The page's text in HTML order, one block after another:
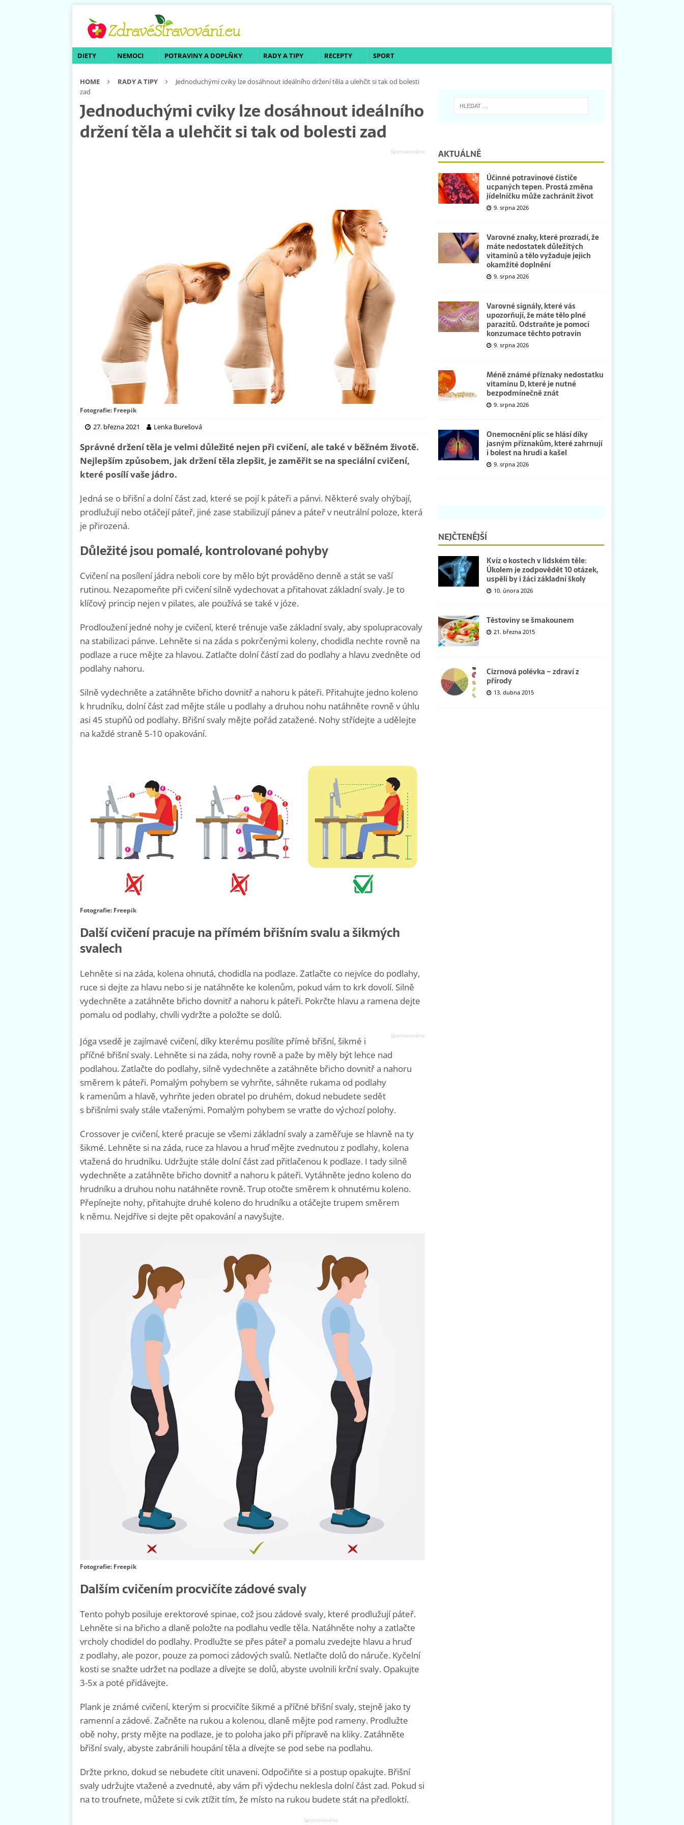
DIETY NEMOCI POTRAVINY A DOPLŇKY RADY A TIPY RECEPTY SPORT
HOME RADY A TIPY
Jednoduchými cviky lze dosáhnout ideálního držení těla a ulehčit si tak od bolesti
zad
Jednoduchými cviky lze dosáhnout ideálního
držení těla a ulehčit si tak od bolesti zad
Fotografie: Freepik
27. března 2021 Lenka Burešová
Správné držení těla je velmi důležité nejen při cvičení, ale také v běžném životě.
Nejlepším způsobem, jak držení těla zlepšit, je zaměřit se na speciální cvičení,
které posílí vaše jádro.
Jedná se o břišní a dolní část zad, které se pojí k páteři a pánvi. Některé svaly ohýbají,
prodlužují nebo otáčejí páteř, jiné zase stabilizují pánev a páteř v neutrální poloze, která
je přirozená.
Důležité jsou pomalé, kontrolované pohyby
Cvičení na posílení jádra neboli core by mělo být prováděno denně a stát se vaší
rutinou. Nezapomeňte při cvičení silně vydechovat a přitahovat základní svaly. Je to
klíčový princip nejen v pilates, ale používá se také v józe.
Prodloužení jedné nohy je cvičení, které trénuje vaše základní svaly, aby spolupracovaly
na stabilizaci pánve. Lehněte si na záda s pokrčenými koleny, chodidla nechte rovně na
podlaze a ruce mějte za hlavou. Zatlačte dolní částí zad do podlahy a hlavu zvedněte od
podlahy nahoru.
Silně vydechněte a zatáhněte břicho dovnitř a nahoru k páteři. Přitahujte jedno koleno
k hrudníku, dolní část zad mějte stále u podlahy a druhou nohu natáhněte rovně v úhlu
asi 45 stupňů od podlahy. Břišní svaly mějte pořád zatažené. Nohy střídejte a udělejte
na každé straně 5-10 opakování.
Fotografie: Freepik
Další cvičení pracuje na přímém břišním svalu a šikmých
svalech
Lehněte si na záda, kolena ohnutá, chodidla na podlaze. Zatlačte co nejvíce do podlahy,
ruce si dejte za hlavu nebo si je natáhněte ke kolenům, pokud vám to krk dovolí. Silně
vydechněte a zatáhněte břicho dovnitř a nahoru k páteři. Pokrčte hlavu a ramena dejte
pomalu od podlahy, chvíli vydržte a položte se dolů.
Jóga vsedě je zajímavé cvičení, díky kterému posílíte přímé břišní, šikmé i
příčné břišní svaly. Lehněte si na záda, nohy rovně a paže by měly být lehce nad
podlahou. Zatlačte do podlahy, silně vydechněte a zatáhněte břicho dovnitř a nahoru
směrem k páteři. Pomalým pohybem se vyhrňte, sáhněte rukama od podlahy
k ramenům a hlavě, vyhrňte jeden obratel po druhém, dokud nebudete sedět
s břišními svaly stále vtaženými. Pomalým pohybem se vraťte do výchozí polohy.
Crossover je cvičení, které pracuje se všemi základní svaly a zaměřuje se hlavně na ty
šikmé. Lehněte si na záda, ruce za hlavou a hruď mějte zvednutou z podlahy, kolena
vtažená do hrudníku. Udržujte stále dolní část zad přitlačenou k podlaze. I tady silně
vydechněte a zatáhněte břicho dovnitř a nahoru k páteři. Vytáhněte jedno koleno do
hrudníku a druhou nohu natáhněte rovně. Trup otočte směrem k ohnutému koleno.
Přepínejte nohy, přitahujte druhé koleno do hrudníku a otáčejte trupem směrem
k němu. Nejdříve si dejte pět opakování a navyšujte.
Fotografie: Freepik
Dalším cvičením procvičíte zádové svaly
Tento pohyb posiluje erektorové spinae, což jsou zádové svaly, které prodlužují páteř.
Lehněte si na břicho a dlaně položte na podlahu vedle těla. Natáhněte nohy a zatlačte
vrcholy chodidel do podlahy. Prodlužte se přes páteř a pomalu zvedejte hlavu a hruď
z podlahy, ale pozor, pouze za pomoci zádových svalů. Netlačte dolů do náruče. Kyčelní
kosti se snažte udržet na podlaze a dívejte se dolů, abyste uvolnili krční svaly. Opakujte
3-5x a poté přidávejte.
Plank je známé cvičení, kterým si procvičíte šikmé a příčné břišní svaly, stejně jako ty
ramenní a zádové. Začněte na rukou a kolenou, dlaně mějte pod rameny. Prodlužte
obě nohy, prsty mějte na podlaze, je to poloha jako při přípravě na kliky. Zatáhněte
břišní svaly, abyste zabránili houpání těla a dívejte se pod sebe na podlahu.
Držte prkno, dokud se nebudete cítit unaveni. Odpočiňte si a postup opakujte. Břišní
svaly udržujte vtažené a zvednuté, aby vám při výdechu neklesla dolní část zad. Pokud si
na to troufnete, můžete si cvik ztížit tím, že místo na rukou budete stát na předloktí.
AKTUÁLNĚ
Účinné potravinové čističe
ucpaných tepen. Prostá změna
jídelníčku může zachránit život
9. srpna 2026
Varovné znaky, které prozradí, že
máte nedostatek důležitých
vitaminů a tělo vyžaduje jejich
okamžité doplnění
9. srpna 2026
Varovné signály, které vás
upozorňují, že máte tělo plné
parazitů. Odstraňte je pomocí
konzumace těchto potravin
9. srpna 2026
Méně známé příznaky nedostatku
vitaminu D, které je nutné
bezpodmínečně znát
9. srpna 2026
Onemocnění plic se hlásí díky
jasným příznakům, které zahrnují
i bolest na hrudi a kašel
9. srpna 2026
NEJČTENĚJŠÍ
Kvíz o kostech v lidském těle:
Úkolem je zodpovědět 10 otázek,
uspěli by i žáci základní školy
10. února 2026
Těstoviny se šmakounem
21. března 2015
Cizrnová polévka – zdraví z
přírody
13. dubna 2015